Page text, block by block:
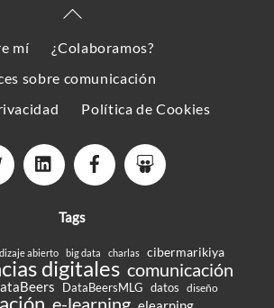
Back
Top
mí
¿Colaboramos?
sobre comunicación
Política de Cookies
Tags
abierto big data charlas cibermarikiya
digitales comunicación
DataBeersMLG datos diseño